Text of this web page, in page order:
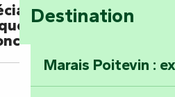
Destination
Marais Poitevin :
de
pour
d'orgue ?